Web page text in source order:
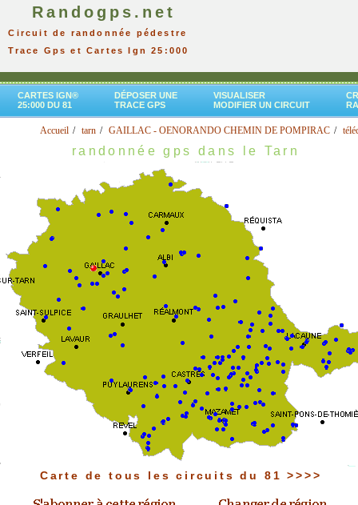
Randogps.net
Circuit de randonnée pédestre
Trace Gps et Cartes Ign 25:000
CARTES IGN®
25:000 DU 81
DÉPOSER UNE
TRACE GPS
VISUALISER
MODIFIER UN CIRCUIT
Accueil tarn GAILLAC - OENORANDO CHEMIN DE POMPIRAC
randonnée gps dans le Tarn
Carte de tous les circuits du 81 >>>>